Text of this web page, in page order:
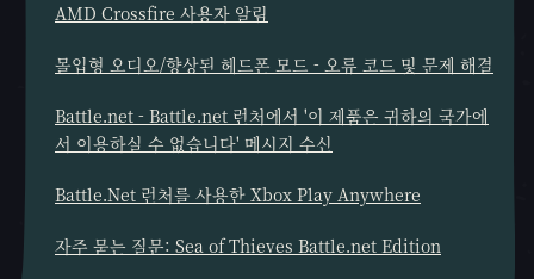
AMD Crossfire 사용자 알림
몰입형 오디오/향상된 헤드폰 모드 - 오류 코드 및 문제 해결
Battle.net - Battle.net 런처에서 '이 제품은 귀하의 국가에
서 이용하실 수 없습니다' 메시지 수신
Battle.Net 런처를 사용한 Xbox Play Anywhere
자주 묻는 질문: Sea of Thieves Battle.net Edition